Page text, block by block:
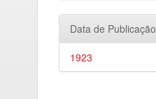
Data de Publicação
1923